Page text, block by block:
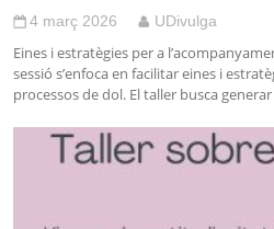
4 març 2026 UDivulga
Eines i estratègies per a
sessió s’enfoca en facilitar eines i
processos de dol. El taller busca